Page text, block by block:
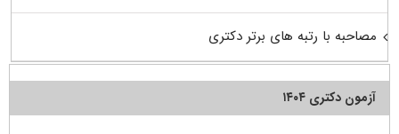
مصاحبه با رتبه های برتر دکتری
آزمون دکتری ۱۴۰۴